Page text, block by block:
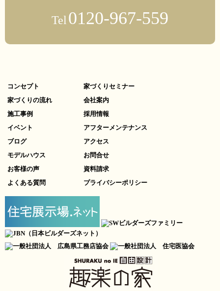
Tel 0120-967-559
コンセプト
家づくりの流れ
施工事例
イベント
ブログ
モデルハウス
お客様の声
よくある質問
家づくりセミナー
会社案内
採用情報
アフターメンテナンス
アクセス
お問合せ
資料請求
プライバシーポリシー